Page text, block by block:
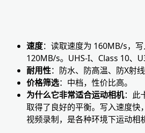
速度：读取速度为 160MB/s，
120MB/s。UHS-I、Class 10、
耐用性：防水、防高温、防X射线
价格筛选：中档，性价比高。
为什么它非常适合运动相机：此
取得了良好的平衡。写入速度快
视频录制，是各种环境下运动相